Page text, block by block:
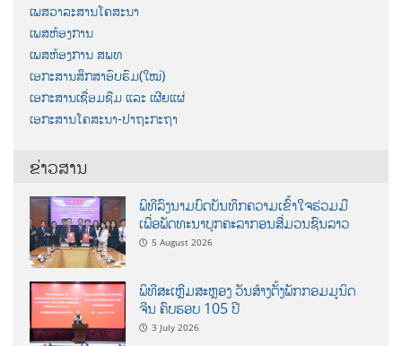
ເພສວາລະສານໂຄສະນາ
ເພສຫ້ອງການ
ເພສຫ້ອງການ ສພທ
ເອກະສານສຶກສາອົບຮົມ(ໃໝ່)
ເອກະສານເຊື່ອມຊືມ ແລະ ເຜີຍແຜ່
ເອກະສານໂຄສະນາ-ປາຖະກະຖາ
ຂ່າວສານ
ພິທີລົງນາມບົດບັນທຶກຄວາມເຂົ້າໃຈຮ່ວມມື
ເພື່ອພັດທະນາບຸກຄະລາກອນສື່ມວນຊົນລາວ
5 August 2026
ພິທີສະເຫຼີມສະຫຼອງ ວັນສ້າງຕັ້ງພັກກອມມູນິດ
ຈີນ ຄົບຮອບ 105 ປີ
3 July 2026